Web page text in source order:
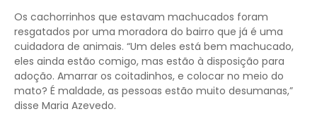
Os cachorrinhos que estavam machucados foram
resgatados por uma moradora do bairro que já é uma
cuidadora de animais. “Um deles está bem machucado,
eles ainda estão comigo, mas estão à disposição para
adoção. Amarrar os coitadinhos, e colocar no meio do
mato? É maldade, as pessoas estão muito desumanas,”
disse Maria Azevedo.